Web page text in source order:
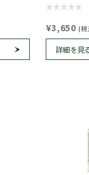
¥3,650 (
詳細を見